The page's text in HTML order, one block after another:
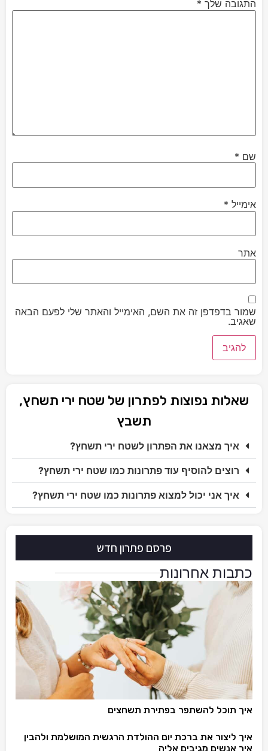
התגובה שלך *
שם *
אימייל *
אתר
שמור בדפדפן זה את השם, האימייל והאתר שלי לפעם הבאה
שאגיב.
שאלות נפוצות לפתרון של שטח ירי תשחץ,
תשבץ
איך מצאנו את הפתרון לשטח ירי תשחץ?
רוצים להוסיף עוד פתרונות כמו שטח ירי תשחץ?
איך אני יכול למצוא פתרונות כמו שטח ירי תשחץ?
פרסם פתרון חדש
כתבות אחרונות
איך תוכל להשתפר בפתירת תשחצים
איך ליצור את ברכת יום ההולדת הרגשית המושלמת ולהבין
איך אנשים מגיבים אליה